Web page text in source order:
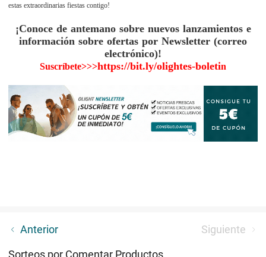
estas extraordinarias fiestas contigo!
¡Conoce de antemano sobre nuevos lanzamientos e
información sobre ofertas por Newsletter (correo
electrónico)!
Suscríbete>>>https://bit.ly/olightes-boletin
Anterior Siguiente
¡Locura de Black Friday, con nuevos productos
Sorteos por Comentar Productos